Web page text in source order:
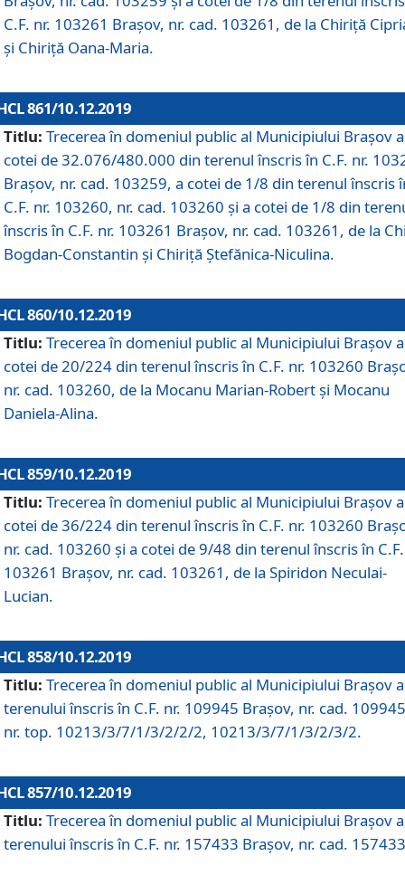
C.F. nr. 103261 Brașov, nr. cad. 103261, de la Chiriță
și Chiriță Oana-Maria.
861/10.12.2019
Titlu: Trecerea în domeniul public al Municipiului Braşov a
cotei de 32.076/480.000 din terenul înscris în C.F. nr.
Brașov, nr. cad. 103259, a cotei de 1/8 din terenul înscris
C.F. nr. 103260, nr. cad. 103260 și a cotei de 1/8 din
înscris în C.F. nr. 103261 Brașov, nr. cad. 103261, de la
Bogdan-Constantin și Chiriță Ștefănica-Niculina.
860/10.12.2019
Titlu: Trecerea în domeniul public al Municipiului Braşov a
cotei de 20/224 din terenul înscris în C.F. nr. 103260
nr. cad. 103260, de la Mocanu Marian-Robert și Mocanu
Daniela-Alina.
859/10.12.2019
Titlu: Trecerea în domeniul public al Municipiului Braşov a
cotei de 36/224 din terenul înscris în C.F. nr. 103260
nr. cad. 103260 și a cotei de 9/48 din terenul înscris în
103261 Brașov, nr. cad. 103261, de la Spiridon Neculai-
Lucian.
858/10.12.2019
Titlu: Trecerea în domeniul public al Municipiului Braşov a
terenului înscris în C.F. nr. 109945 Brașov, nr. cad.
nr. top. 10213/3/7/1/3/2/2/2, 10213/3/7/1/3/2/3/2.
857/10.12.2019
Titlu: Trecerea în domeniul public al Municipiului Braşov a
terenului înscris în C.F. nr. 157433 Brașov, nr. cad.